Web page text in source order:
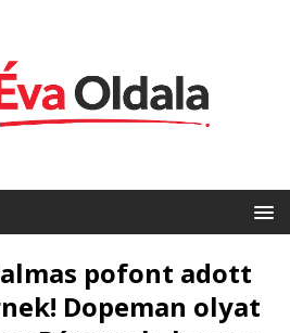
pofont adott
Dopeman olyat